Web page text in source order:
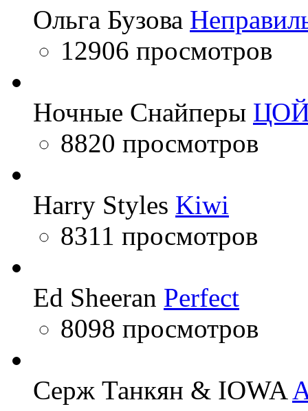
Ольга Бузова
12906 просмотров
Ночные Снайперы
8820 просмотров
Harry Styles Kiwi
8311 просмотров
Ed Sheeran Perfect
8098 просмотров
Серж Танкян & IOWA